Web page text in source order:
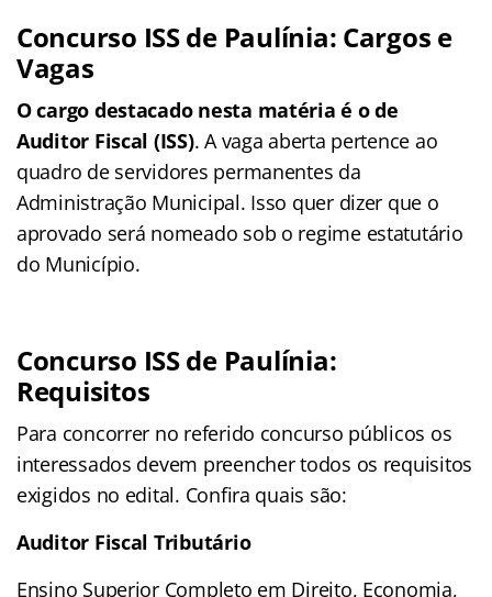
Concurso ISS de Paulínia: Cargos e
Vagas
O cargo destacado nesta matéria é o de
Auditor Fiscal (ISS). A vaga aberta pertence ao
quadro de servidores permanentes da
Administração Municipal. Isso quer dizer que o
aprovado será nomeado sob o regime estatutário
do Município.
Concurso ISS de Paulínia:
Requisitos
Para concorrer no referido concurso públicos os
interessados devem preencher todos os requisitos
exigidos no edital. Confira quais são:
Auditor Fiscal Tributário
Ensino Superior Completo em Direito, Economia,